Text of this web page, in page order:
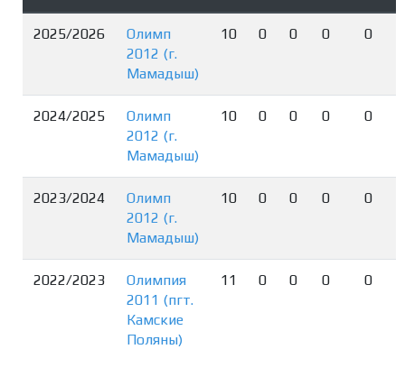
2025/2026
Олимп
2012 (г.
Мамадыш)
10 0 0 0 0
2024/2025
Олимп
2012 (г.
Мамадыш)
10 0 0 0 0
2023/2024
Олимп
2012 (г.
Мамадыш)
10 0 0 0 0
2022/2023
Олимпия
2011 (пгт.
Камские
Поляны)
11 0 0 0 0